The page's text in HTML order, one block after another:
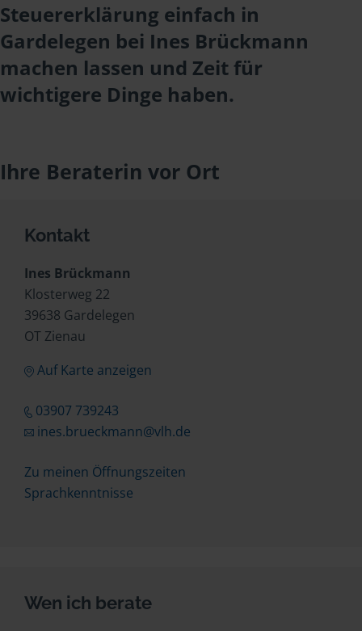
Steuererklärung einfach in
Gardelegen bei Ines Brückmann
machen lassen und Zeit für
wichtigere Dinge haben.
Ihre Beraterin vor Ort
Kontakt
Ines Brückmann
Klosterweg 22
39638 Gardelegen
OT Zienau
Auf Karte anzeigen
03907 739243
ines.brueckmann@vlh.de
Zu meinen Öffnungszeiten
Sprachkenntnisse
Wen ich berate